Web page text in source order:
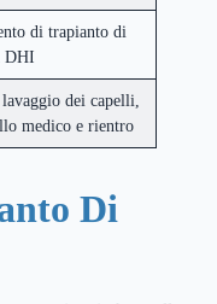
di trapianto di
DHI
dei capelli,
medico e rientro
Di